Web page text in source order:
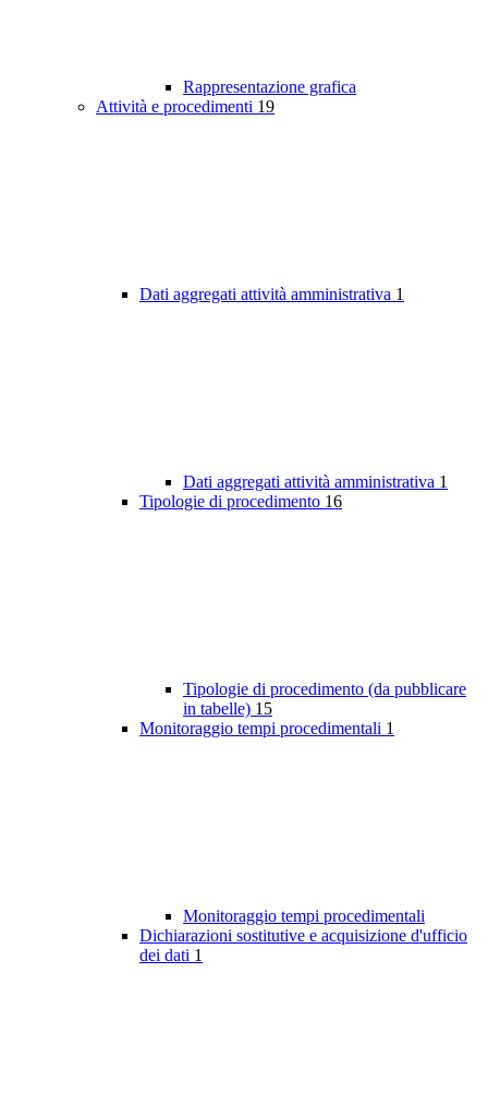
Rappresentazione grafica
Attività e procedimenti 19
Dati aggregati attività amministrativa 1
Dati aggregati attività amministrativa 1
Tipologie di procedimento 16
Tipologie di procedimento (da pubblicare
in tabelle) 15
Monitoraggio tempi procedimentali 1
Monitoraggio tempi procedimentali
Dichiarazioni sostitutive e acquisizione d'ufficio
dei dati 1